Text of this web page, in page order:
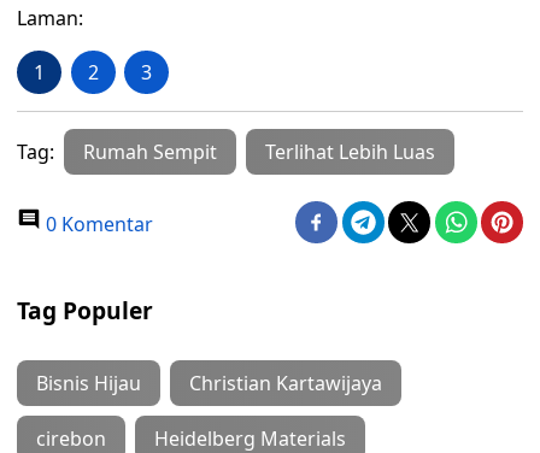
Laman:
1 2 3
Tag: Rumah Sempit Terlihat Lebih Luas
0 Komentar
Tag Populer
Bisnis Hijau Christian Kartawijaya
cirebon Heidelberg Materials